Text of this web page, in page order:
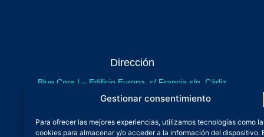
Gestionar consentimiento
Para ofrecer las mejores experiencias, utilizamos tecnologías como
cookies para almacenar y/o acceder a la información del dispositivo.
Dirección
Blue Core I – Edificio Europa, c/ Francia s/n. Cádiz
sede provisional de Blue Core - Incubazul
próximamente.